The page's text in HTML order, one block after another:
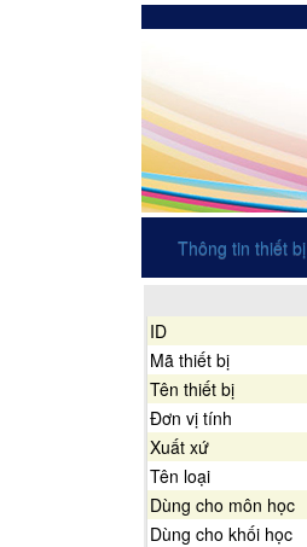
Thông tin thiết bị
ID
Mã thiết bị
Tên thiết bị
Đơn vị tính
Xuất xứ
Tên loại
Dùng cho môn học
Dùng cho khối học